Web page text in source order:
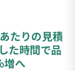
たりの見積
た時間で品
増へ